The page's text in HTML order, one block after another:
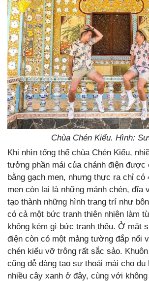
Chùa Chén Kiểu. Hình:
Khi nhìn tổng thể chùa Chén Kiểu,
tưởng phần mái của chánh điện được
bằng gạch men, nhưng thực ra chỉ có
men còn lại là những mảnh chén, đĩa
tạo thành những hình trang trí như
có cả một bức tranh thiên nhiên làm
không kém gì bức tranh thêu. Ở mặt
điện còn có một mảng tường đắp nổi
chén kiểu vỡ trông rất sắc sảo.
cũng dễ dàng tạo sự thoải mái cho
nhiều cây xanh ở đây, cùng với